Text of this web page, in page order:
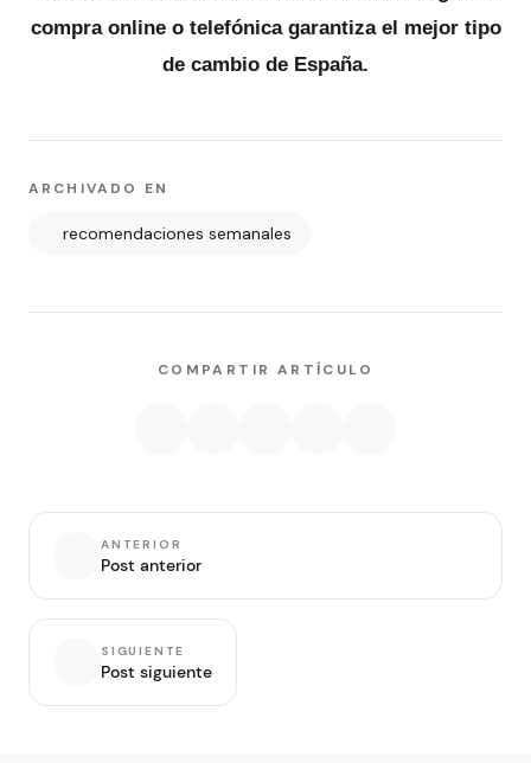
compra online o telefónica garantiza el mejor tipo
de cambio de España.
ARCHIVADO EN
recomendaciones semanales
COMPARTIR ARTÍCULO
ANTERIOR
Post anterior
SIGUIENTE
Post siguiente